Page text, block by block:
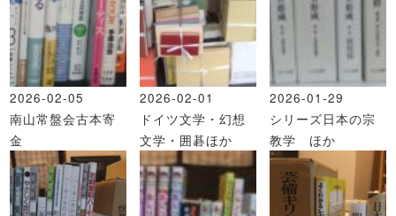
2026-02-05
南山常盤会古本寄
金
2026-02-01
ドイツ文学・幻想
文学・囲碁ほか
2026-01-29
シリーズ日本の宗
教学 ほか